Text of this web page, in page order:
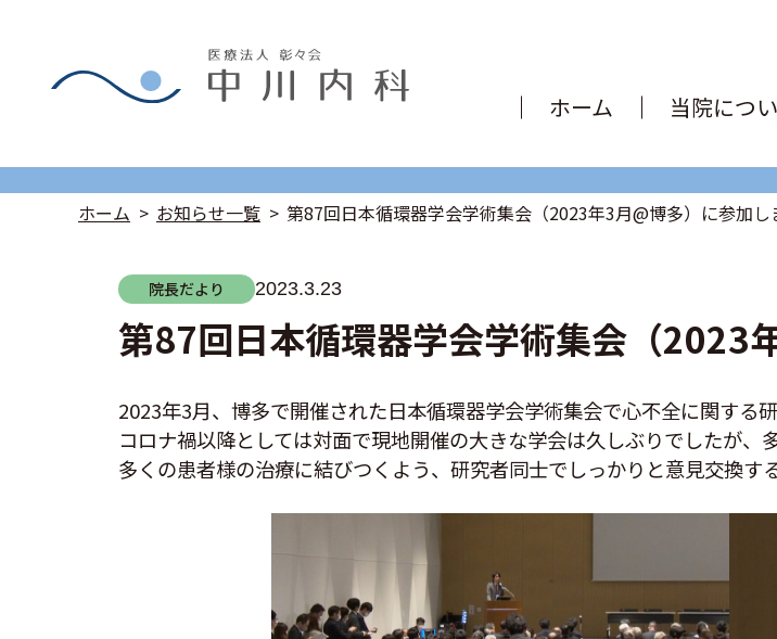
ホーム 当院につ
ホーム お知らせ一覧 第87回日本循環器学会学術集会（2023年3月@博多）に参加し
院長だより 2023.3.23
第87回日本循環器学会学術集会（2023
2023年3月、博多で開催された日本循環器学会学術集会で心不全に関する
コロナ禍以降としては対面で現地開催の大きな学会は久しぶりでしたが、
多くの患者様の治療に結びつくよう、研究者同士でしっかりと意見交換す